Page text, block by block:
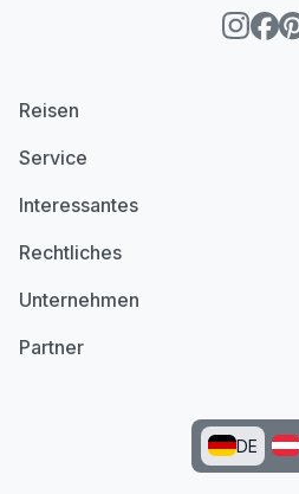
Reisen
Service
Interessantes
Rechtliches
Unternehmen
Partner
DE